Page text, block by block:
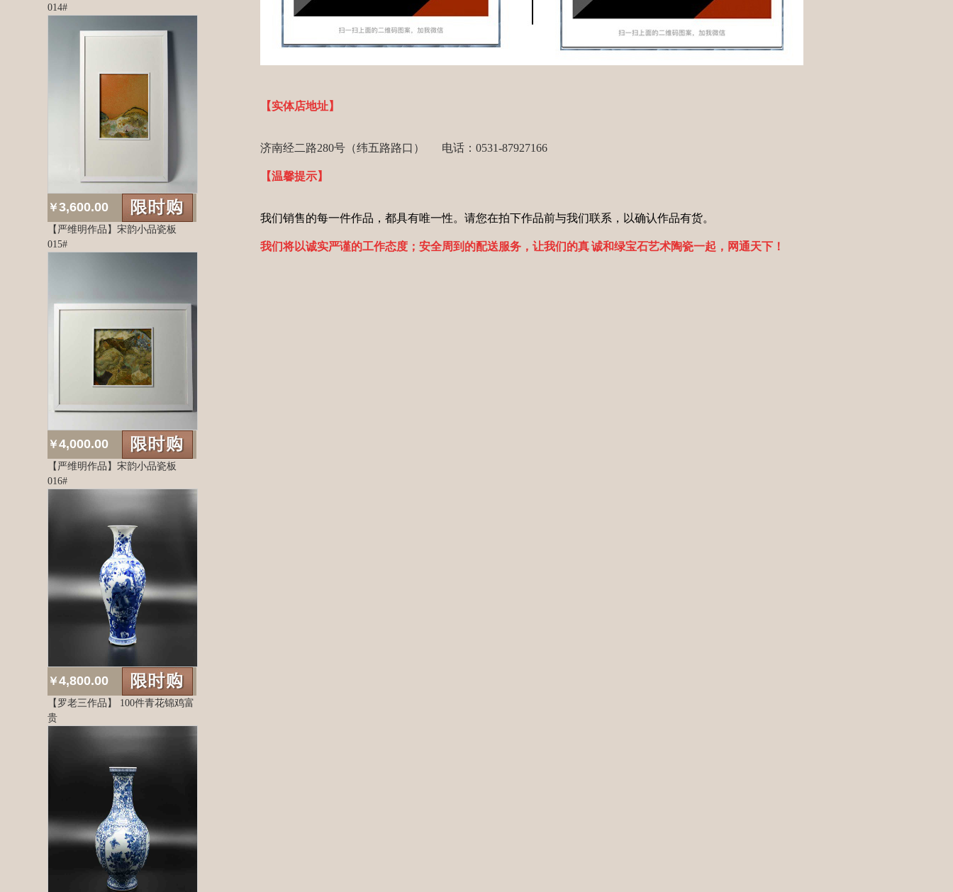
014#
￥3,600.00
【严维明作品】宋韵小品瓷板
015#
￥4,000.00
【严维明作品】宋韵小品瓷板
016#
￥4,800.00
【罗老三作品】 100件青花锦鸡富
贵
【实体店地址】
济南经二路280号（纬五路路口） 电话：0531-87927166
【温馨提示】
我们销售的每一件作品，都具有唯一性。请您在拍下作品前与我们联系，以确认作品有货。
我们将以诚实严谨的工作态度；安全周到的配送服务，让我们的真诚和绿宝石艺术陶瓷一起，网通天下！